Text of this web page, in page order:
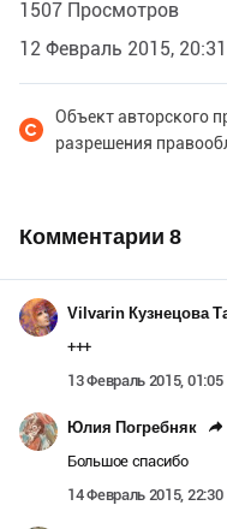
1507 Просмотров
12 Февраль 2015, 20:31
Объект авторского
разрешения
Комментарии 8
Vilvarin Кузнецова
+++
13 Февраль 2015, 01:05
Юлия Погребняк
Большое спасибо
14 Февраль 2015, 22:30